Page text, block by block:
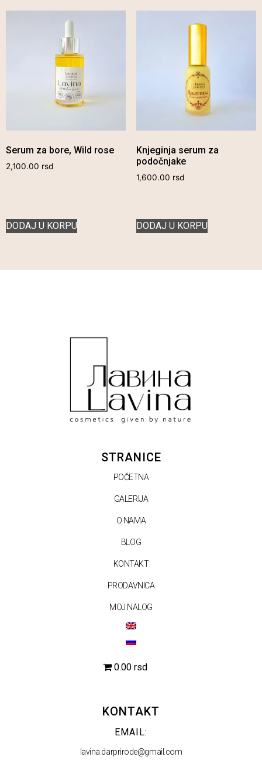
Serum za bore, Wild rose
2,100.00 rsd
DODAJ U KORPU
Knjeginja serum za
podočnjake
1,600.00 rsd
DODAJ U KORPU
STRANICE
POČETNA
GALERIJA
O NAMA
BLOG
KONTAKT
PRODAVNICA
MOJ NALOG
0.00 rsd
KONTAKT
EMAIL:
lavina.darprirode@gmail.com